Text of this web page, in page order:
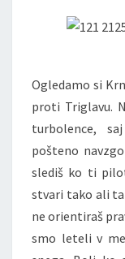
Ogledamo si
proti Triglavu.
turbolence,
pošteno
slediš ko ti
stvari tako ali
ne orientiraš
smo leteli v